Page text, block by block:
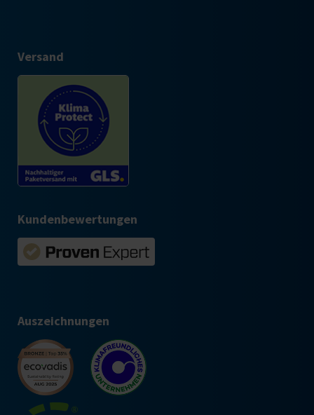
Versand
Kundenbewertungen
Auszeichnungen